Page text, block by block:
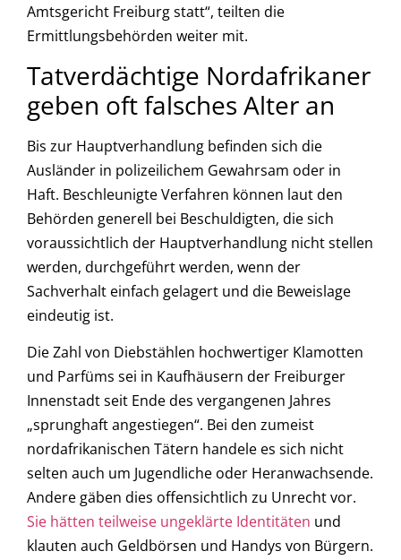
Amtsgericht Freiburg statt“, teilten die
Ermittlungsbehörden weiter mit.
Tatverdächtige Nordafrikaner
geben oft falsches Alter an
Bis zur Hauptverhandlung befinden sich die
Ausländer in polizeilichem Gewahrsam oder in
Haft. Beschleunigte Verfahren können laut den
Behörden generell bei Beschuldigten, die sich
voraussichtlich der Hauptverhandlung nicht stellen
werden, durchgeführt werden, wenn der
Sachverhalt einfach gelagert und die Beweislage
eindeutig ist.
Die Zahl von Diebstählen hochwertiger Klamotten
und Parfüms sei in Kaufhäusern der Freiburger
Innenstadt seit Ende des vergangenen Jahres
„sprunghaft angestiegen“. Bei den zumeist
nordafrikanischen Tätern handele es sich nicht
selten auch um Jugendliche oder Heranwachsende.
Andere gäben dies offensichtlich zu Unrecht vor.
Sie hätten teilweise ungeklärte Identitäten und
klauten auch Geldbörsen und Handys von Bürgern.